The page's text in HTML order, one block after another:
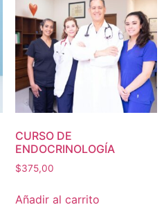
CURSO DE
ENDOCRINOLOGÍA
$375,00
Añadir al carrito